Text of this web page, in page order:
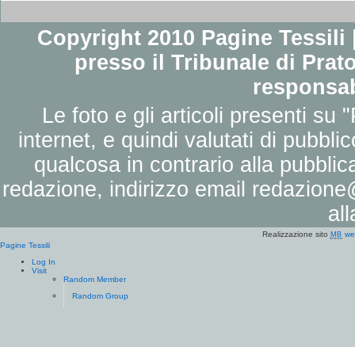
Copyright 2010 Pagine
presso il Tribunale di
Le foto e gli articoli presenti su
internet, e quindi valutati di
qualcosa in contrario alla
redazione, indirizzo email
Realizzazione sito MB
Pagine Tessili
Log In
Visit
Random Member
Random Group